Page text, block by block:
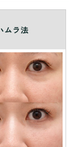
ムラ法